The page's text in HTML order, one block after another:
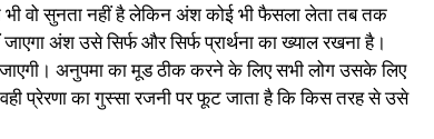
भी वो सुनता नहीं है लेकिन अंश कोई भी फैसला लेता तब तक
अंश उसे सिर्फ और सिर्फ प्रार्थना का ख्याल रखना है।
अनुपमा का मूड ठीक करने के लिए सभी लोग उसके लिए
प्रेरणा का गुस्सा रजनी पर फूट जाता है कि किस तरह से उसे